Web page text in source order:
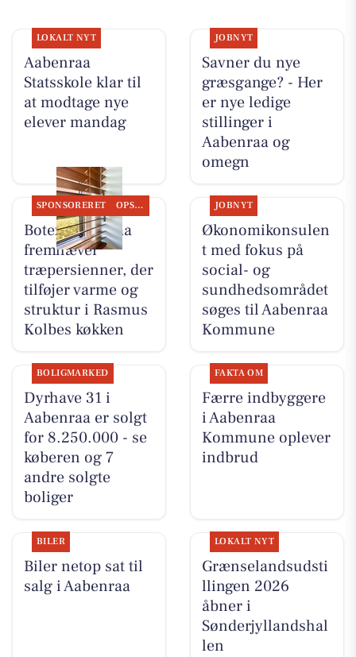
LOKALT NYT
Aabenraa
Statsskole klar til
at modtage nye
elever mandag
JOBNYT
Savner du nye
græsgange? - Her
er nye ledige
stillinger i
Aabenraa og
omegn
SPONSORERET OPSLAGSTAVLEN
Botex Aabenraa
fremhæver
træpersienner, der
tilføjer varme og
struktur i Rasmus
Kolbes køkken
JOBNYT
Økonomikonsulen
t med fokus på
social- og
sundhedsområdet
søges til Aabenraa
Kommune
BOLIGMARKED
Dyrhave 31 i
Aabenraa er solgt
for 8.250.000 - se
køberen og 7
andre solgte
boliger
FAKTA OM
Færre indbyggere
i Aabenraa
Kommune oplever
indbrud
BILER
Biler netop sat til
salg i Aabenraa
LOKALT NYT
Grænselandsudsti
llingen 2026
åbner i
Sønderjyllandshal
len